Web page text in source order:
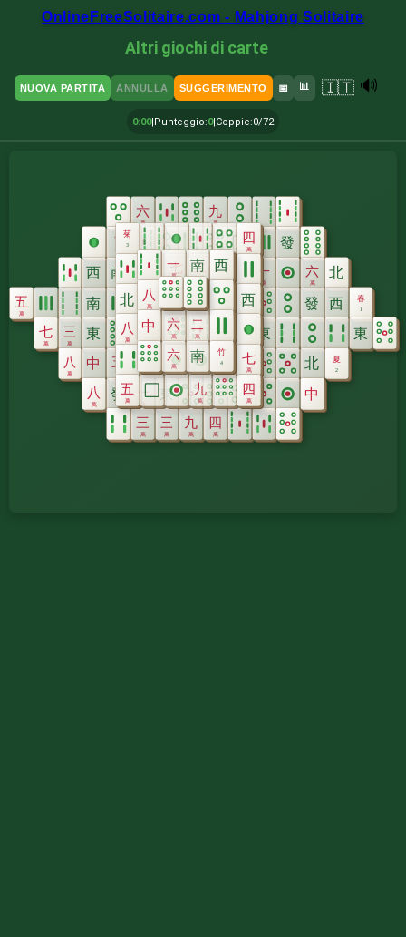
OnlineFreeSolitaire.com - Mahjong Solitaire
NUOVA PARTITA ANNULLA SUGGERIMENTO 📅 📊
Altri giochi di carte
🇮🇹 🔊
0:00|Punteggio:0|Coppie:0/72